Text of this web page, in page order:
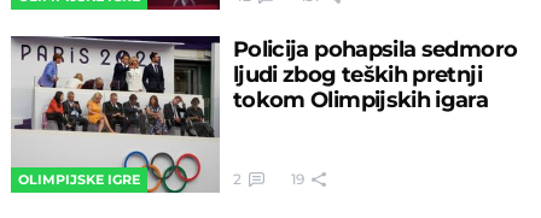
OLIMPIJSKE IGRE
Policija pohapsila sedmoro
ljudi zbog teških pretnji
tokom Olimpijskih igara
2 19